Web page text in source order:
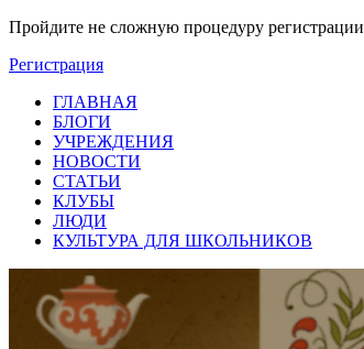
Пройдите не сложную процедуру регистрации
Регистрация
ГЛАВНАЯ
БЛОГИ
УЧРЕЖДЕНИЯ
НОВОСТИ
СТАТЬИ
КЛУБЫ
ЛЮДИ
КУЛЬТУРА ДЛЯ ШКОЛЬНИКОВ